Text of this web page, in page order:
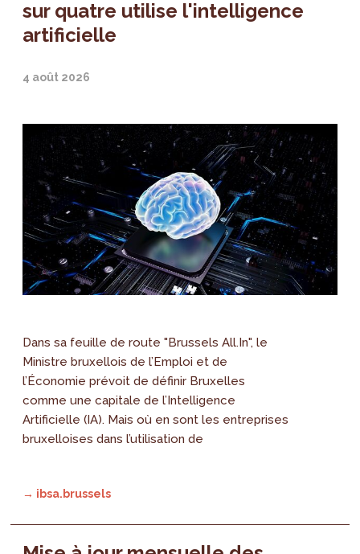
sur quatre utilise l'intelligence
artificielle
4 août 2026
Dans sa feuille de route "Brussels All.In", le
Ministre bruxellois de l’Emploi et de
l’Économie prévoit de définir Bruxelles
comme une capitale de l’Intelligence
Artificielle (IA). Mais où en sont les entreprises
bruxelloises dans l’utilisation de
→ ibsa.brussels